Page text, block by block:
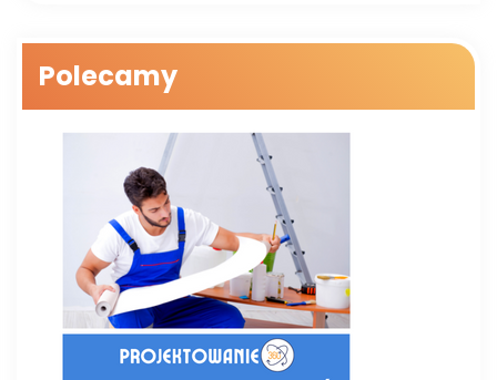
Polecamy